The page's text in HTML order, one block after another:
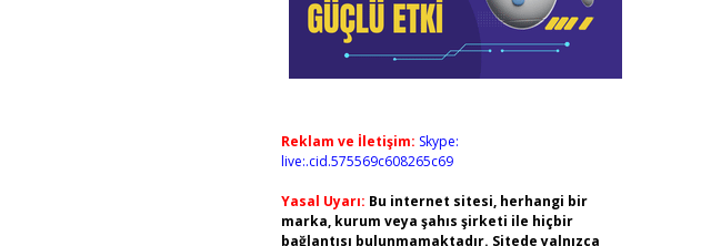
Reklam ve İletişim: Skype:
live:.cid.575569c608265c69
Yasal Uyarı: Bu internet sitesi, herhangi bir
marka, kurum veya şahıs şirketi ile hiçbir
bağlantısı bulunmamaktadır. Sitede yalnızca